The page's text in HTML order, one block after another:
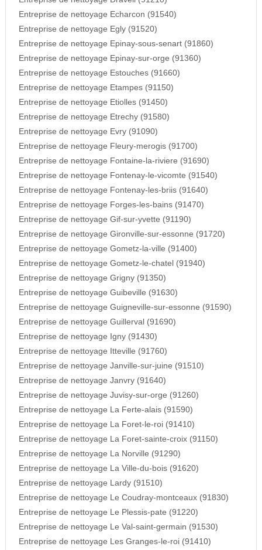
Entreprise de nettoyage Echarcon (91540)
Entreprise de nettoyage Egly (91520)
Entreprise de nettoyage Epinay-sous-senart (91860)
Entreprise de nettoyage Epinay-sur-orge (91360)
Entreprise de nettoyage Estouches (91660)
Entreprise de nettoyage Etampes (91150)
Entreprise de nettoyage Etiolles (91450)
Entreprise de nettoyage Etrechy (91580)
Entreprise de nettoyage Evry (91090)
Entreprise de nettoyage Fleury-merogis (91700)
Entreprise de nettoyage Fontaine-la-riviere (91690)
Entreprise de nettoyage Fontenay-le-vicomte (91540)
Entreprise de nettoyage Fontenay-les-briis (91640)
Entreprise de nettoyage Forges-les-bains (91470)
Entreprise de nettoyage Gif-sur-yvette (91190)
Entreprise de nettoyage Gironville-sur-essonne (91720)
Entreprise de nettoyage Gometz-la-ville (91400)
Entreprise de nettoyage Gometz-le-chatel (91940)
Entreprise de nettoyage Grigny (91350)
Entreprise de nettoyage Guibeville (91630)
Entreprise de nettoyage Guigneville-sur-essonne (91590)
Entreprise de nettoyage Guillerval (91690)
Entreprise de nettoyage Igny (91430)
Entreprise de nettoyage Itteville (91760)
Entreprise de nettoyage Janville-sur-juine (91510)
Entreprise de nettoyage Janvry (91640)
Entreprise de nettoyage Juvisy-sur-orge (91260)
Entreprise de nettoyage La Ferte-alais (91590)
Entreprise de nettoyage La Foret-le-roi (91410)
Entreprise de nettoyage La Foret-sainte-croix (91150)
Entreprise de nettoyage La Norville (91290)
Entreprise de nettoyage La Ville-du-bois (91620)
Entreprise de nettoyage Lardy (91510)
Entreprise de nettoyage Le Coudray-montceaux (91830)
Entreprise de nettoyage Le Plessis-pate (91220)
Entreprise de nettoyage Le Val-saint-germain (91530)
Entreprise de nettoyage Les Granges-le-roi (91410)